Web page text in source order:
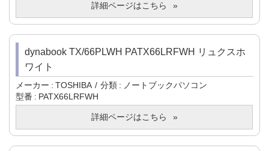
詳細ページはこちら
dynabook TX/66PLWH PATX66LRFWH リュクスホ
ワイト
メーカー TOSHIBA 分類
ノートブックパソコン
型番
PATX66LRFWH
詳細ページはこちら